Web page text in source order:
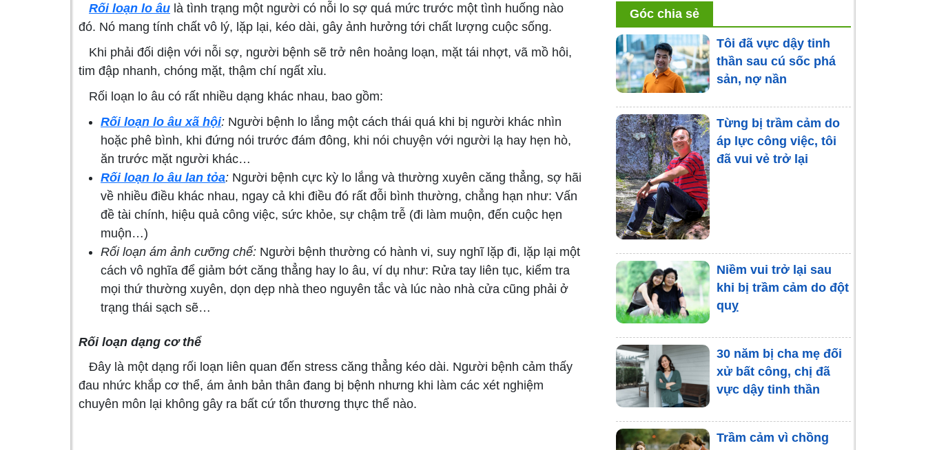
Rối loạn lo âu là tình trạng một người có nỗi lo sợ quá mức trước một tình huống nào
đó. Nó mang tính chất vô lý, lặp lại, kéo dài, gây ảnh hưởng tới chất lượng cuộc sống.
Khi phải đối diện với nỗi sợ, người bệnh sẽ trở nên hoảng loạn, mặt tái nhợt, vã mồ hôi,
tim đập nhanh, chóng mặt, thậm chí ngất xỉu.
Rối loạn lo âu có rất nhiều dạng khác nhau, bao gồm:
Rối loạn lo âu xã hội: Người bệnh lo lắng một cách thái quá khi bị người khác nhìn
hoặc phê bình, khi đứng nói trước đám đông, khi nói chuyện với người lạ hay hẹn hò,
ăn trước mặt người khác…
Rối loạn lo âu lan tỏa: Người bệnh cực kỳ lo lắng và thường xuyên căng thẳng, sợ hãi
về nhiều điều khác nhau, ngay cả khi điều đó rất đỗi bình thường, chẳng hạn như: Vấn
đề tài chính, hiệu quả công việc, sức khỏe, sự chậm trễ (đi làm muộn, đến cuộc hẹn
muộn…)
Rối loạn ám ảnh cưỡng chế: Người bệnh thường có hành vi, suy nghĩ lặp đi, lặp lại một
cách vô nghĩa để giảm bớt căng thẳng hay lo âu, ví dụ như: Rửa tay liên tục, kiểm tra
mọi thứ thường xuyên, dọn dẹp nhà theo nguyên tắc và lúc nào nhà cửa cũng phải ở
trạng thái sạch sẽ…
Rối loạn dạng cơ thể
Đây là một dạng rối loạn liên quan đến stress căng thẳng kéo dài. Người bệnh cảm thấy
đau nhức khắp cơ thể, ám ảnh bản thân đang bị bệnh nhưng khi làm các xét nghiệm
chuyên môn lại không gây ra bất cứ tổn thương thực thể nào.
mẹ
Bạo hành lạnh là gì?
cách khắc phục
Làm thế nào để tha
hiện nay
Góc chia sẻ
Tôi đã vực dậy tinh
thần sau cú sốc phá
sản, nợ nần
Từng bị trầm cảm do
áp lực công việc, tôi
đã vui vẻ trở lại
Niềm vui trở lại sau
khi bị trầm cảm do đột
quỵ
30 năm bị cha mẹ đối
xử bất công, chị đã
vực dậy tinh thần
Trầm cảm vì chồng